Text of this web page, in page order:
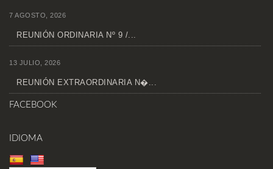
7 AGOSTO, 2026
REUNIÓN ORDINARIA Nº 9 /...
13 JULIO, 2026
REUNIÓN EXTRAORDINARIA N�...
FACEBOOK
IDIOMA